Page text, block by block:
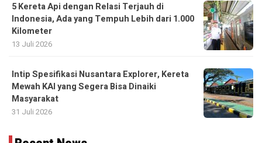
5 Kereta Api dengan Relasi Terjauh di
Indonesia, Ada yang Tempuh Lebih dari 1.000
Kilometer
13 Juli 2026
Intip Spesifikasi Nusantara Explorer, Kereta
Mewah KAI yang Segera Bisa Dinaiki
Masyarakat
31 Juli 2026